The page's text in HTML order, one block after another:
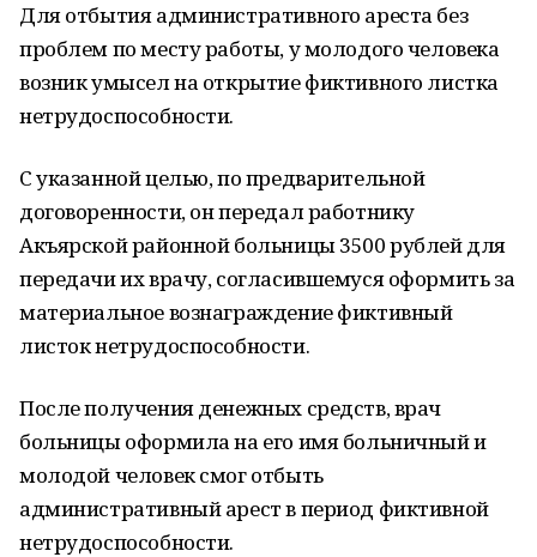
Для отбытия административного ареста без
проблем по месту работы, у молодого человека
возник умысел на открытие фиктивного листка
нетрудоспособности.
С указанной целью, по предварительной
договоренности, он передал работнику
Акъярской районной больницы 3500 рублей для
передачи их врачу, согласившемуся оформить за
материальное вознаграждение фиктивный
листок нетрудоспособности.
После получения денежных средств, врач
больницы оформила на его имя больничный и
молодой человек смог отбыть
административный арест в период фиктивной
нетрудоспособности.